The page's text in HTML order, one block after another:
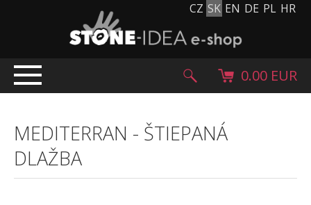
CZ SK EN DE PL HR
PRODUKTY
Kamenný koberec
Kamenné dlažby a obklady
0.00 EUR
MEDITERRAN - ŠTIEPANÁ
DLAŽBA